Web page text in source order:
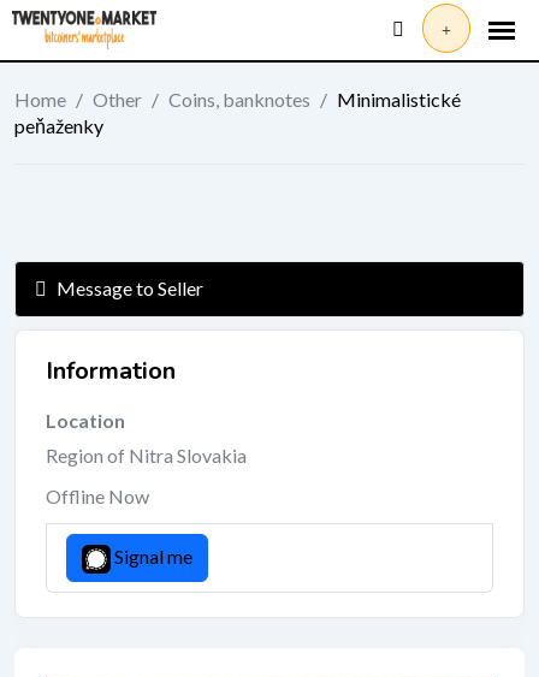
Skip
content
Home / Other / Coins, banknotes / Minimalistické
peňaženky
Message to Seller
Information
Location
Region of Nitra Slovakia
Offline Now
Signal me